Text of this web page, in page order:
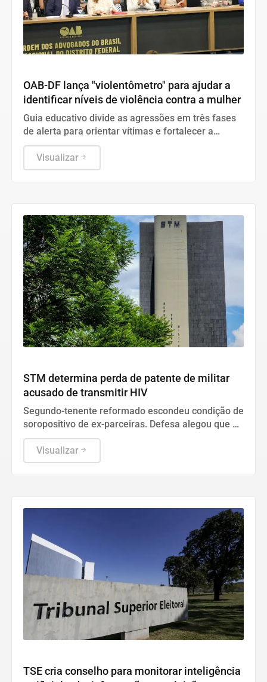
OAB-DF lança "violentômetro" para ajudar a
identificar níveis de violência contra a mulher
Guia educativo divide as agressões em três fases
de alerta para orientar vítimas e fortalecer a
prevenção
Visualizar
STM determina perda de patente de militar
acusado de transmitir HIV
Segundo-tenente reformado escondeu condição de
soropositivo de ex-parceiras. Defesa alegou que o
caso pertence à esfera privada e não interfere nas
atribuições militares.
Visualizar
TSE cria conselho para monitorar inteligência